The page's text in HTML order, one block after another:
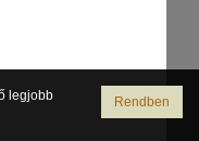
Rendben
legjobb